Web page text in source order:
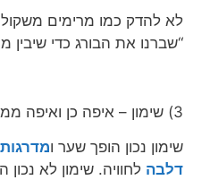
לא להדק כמו מרימים
“שברנו את הבורג כדי שיבין
3) שימון – איפה כן ואיפה ממש לא?
שימון נכון הופך שער ו
דלבה לחוויה. שימון לא